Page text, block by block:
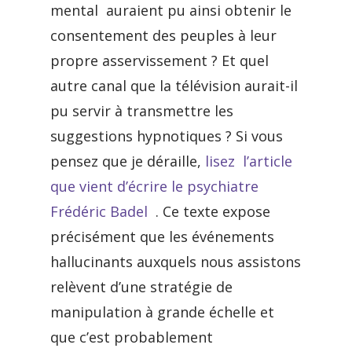
mental auraient pu ainsi obtenir le
consentement des peuples à leur
propre asservissement ? Et quel
autre canal que la télévision aurait-il
pu servir à transmettre les
suggestions hypnotiques ? Si vous
pensez que je déraille, lisez l’article
que vient d’écrire le psychiatre
Frédéric Badel . Ce texte expose
précisément que les événements
hallucinants auxquels nous assistons
relèvent d’une stratégie de
manipulation à grande échelle et
que c’est probablement